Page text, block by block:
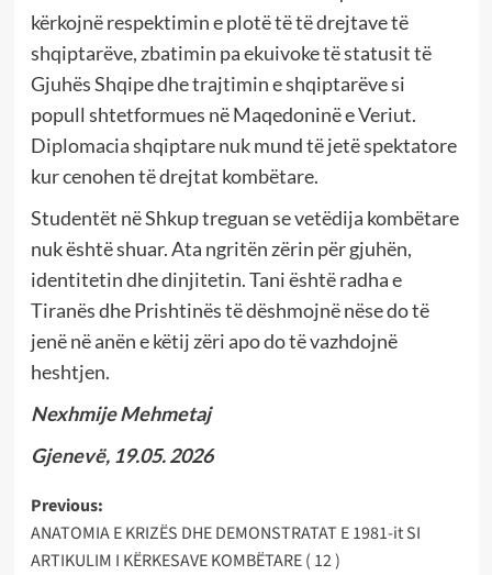
kërkojnë respektimin e plotë të të drejtave të
shqiptarëve, zbatimin pa ekuivoke të statusit të
Gjuhës Shqipe dhe trajtimin e shqiptarëve si
popull shtetformues në Maqedoninë e Veriut.
Diplomacia shqiptare nuk mund të jetë spektatore
kur cenohen të drejtat kombëtare.
Studentët në Shkup treguan se vetëdija kombëtare
nuk është shuar. Ata ngritën zërin për gjuhën,
identitetin dhe dinjitetin. Tani është radha e
Tiranës dhe Prishtinës të dëshmojnë nëse do të
jenë në anën e këtij zëri apo do të vazhdojnë
heshtjen.
Nexhmije Mehmetaj
Gjenevë, 19.05. 2026
Post
navigation
Previous:
ANATOMIA E KRIZËS DHE DEMONSTRATAT E 1981-it SI
ARTIKULIM I KËRKESAVE KOMBËTARE ( 12 )